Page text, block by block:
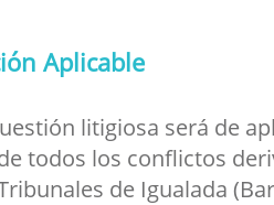
Aplicable
litigiosa será de
todos los conflictos
de Igualada